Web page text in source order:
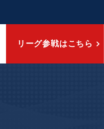
リーグ参戦はこちら